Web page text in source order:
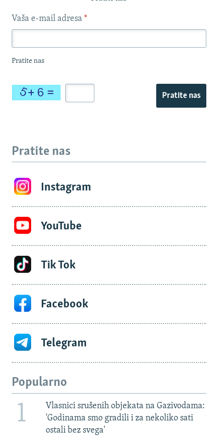
Vaša e-mail adresa *
Pratite nas
Pratite nas
Pratite nas
Instagram
YouTube
Tik Tok
Facebook
Telegram
Popularno
1
Vlasnici srušenih objekata na Gazivodama:
'Godinama smo gradili i za nekoliko sati
ostali bez svega'